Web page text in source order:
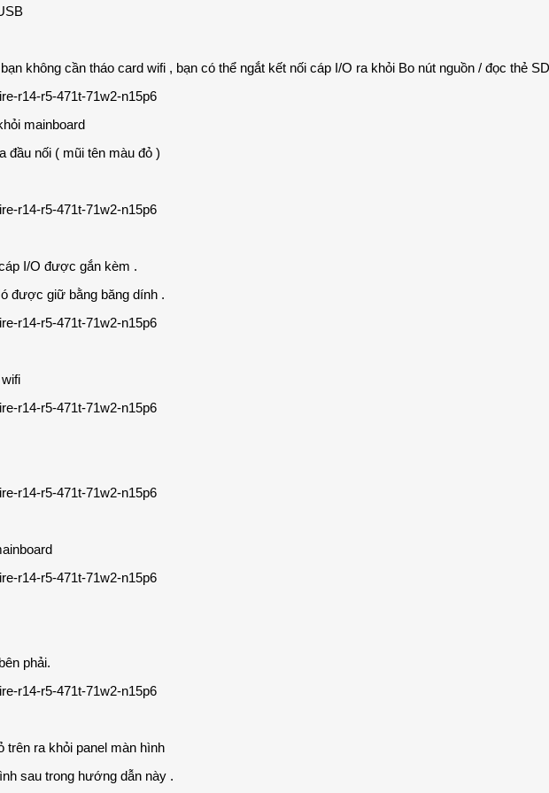
không cần tháo card wifi , bạn có thể ngắt kết nối cáp I/O ra khỏi Bo nút nguồn / đọc thẻ
mainboard
đầu nối ( mũi tên màu đỏ )
I/O được gắn kèm .
được giữ bằng băng dính .
phải.
trên ra khỏi panel màn hình
sau trong hướng dẫn này .